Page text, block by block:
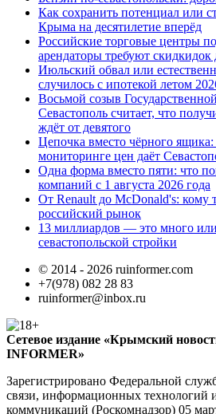
Как сохранить потенциал или
Крыма на десятилетие вперёд
Российские торговые центры
арендаторы требуют скидкидок
Июльский обвал или
случилось с ипотекой летом
Восьмой созыв
Севастополь считает, что
ждёт от девятого
Цепочка вместо чёрного ящика:
мониторинге цен даёт
Одна форма вместо пяти: что
компаний с 1 августа 2026 года
От Renault до McDonald's: кому
российский рынок
13 миллиардов — это много
севастопольской стройки
© 2014 - 2026 ruinformer.com
+7(978) 082 28 83
ruinformer@inbox.ru
Сетевое издание «Крымский
INFORMER»
Зарегистрировано Федеральной
связи, информационных технологий
коммуникаций (Роскомнадзор) 05